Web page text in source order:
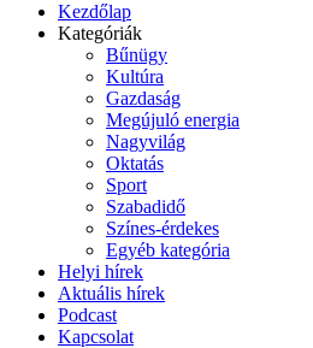
Kezdőlap
Kategóriák
Bűnügy
Kultúra
Gazdaság
Megújuló energia
Nagyvilág
Oktatás
Sport
Szabadidő
Színes-érdekes
Egyéb kategória
Helyi hírek
Aktuális hírek
Podcast
Kapcsolat